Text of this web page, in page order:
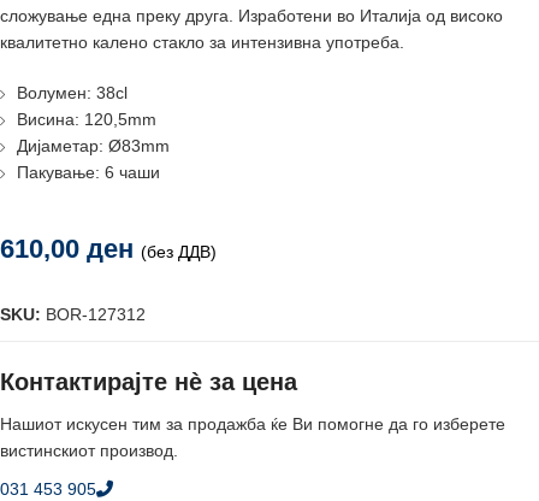
сложување една преку друга. Изработени во Италија од високо
квалитетно калено стакло за интензивна употреба.
Волумен: 38cl
Висина: 120,5mm
Дијаметар: Ø83mm
Пакување: 6 чаши
610,00 ден (без ДДВ)
SKU: BOR-127312
Контактирајте нè за цена
Нашиот искусен тим за продажба ќе Ви помогне да го изберете
вистинскиот производ.
031 453 905